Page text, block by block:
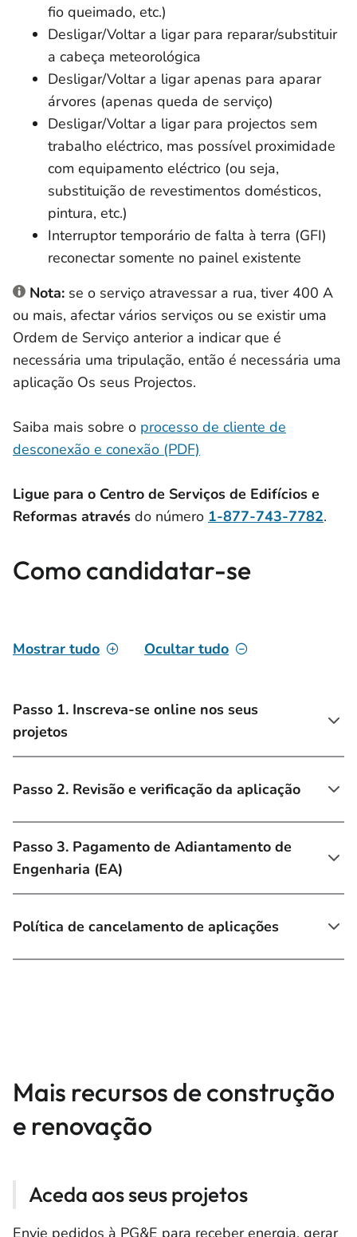
fio queimado, etc.)
Desligar/Voltar a ligar para reparar/substituir
a cabeça meteorológica
Desligar/Voltar a ligar apenas para aparar
árvores (apenas queda de serviço)
Desligar/Voltar a ligar para projectos sem
trabalho eléctrico, mas possível proximidade
com equipamento eléctrico (ou seja,
substituição de revestimentos domésticos,
pintura, etc.)
Interruptor temporário de falta à terra (GFI)
reconectar somente no painel existente
Nota: se o serviço atravessar a rua, tiver 400 A
ou mais, afectar vários serviços ou se existir uma
Ordem de Serviço anterior a indicar que é
necessária uma tripulação, então é necessária uma
aplicação Os seus Projectos.
Saiba mais sobre o processo de cliente de
desconexão e conexão (PDF)
Ligue para o Centro de Serviços de Edifícios e
Reformas através do número 1-877-743-7782.
Como candidatar-se
Mostrar tudo Ocultar tudo
Passo 1. Inscreva-se online nos seus
projetos
Passo 2. Revisão e verificação da aplicação
Passo 3. Pagamento de Adiantamento de
Engenharia (EA)
Política de cancelamento de aplicações
Mais recursos de construção
e renovação
Aceda aos seus projetos
Envie pedidos à PG&E para receber energia, gerar